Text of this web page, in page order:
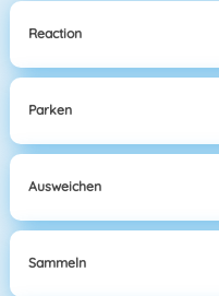
Reaction
Parken
Ausweichen
Sammeln